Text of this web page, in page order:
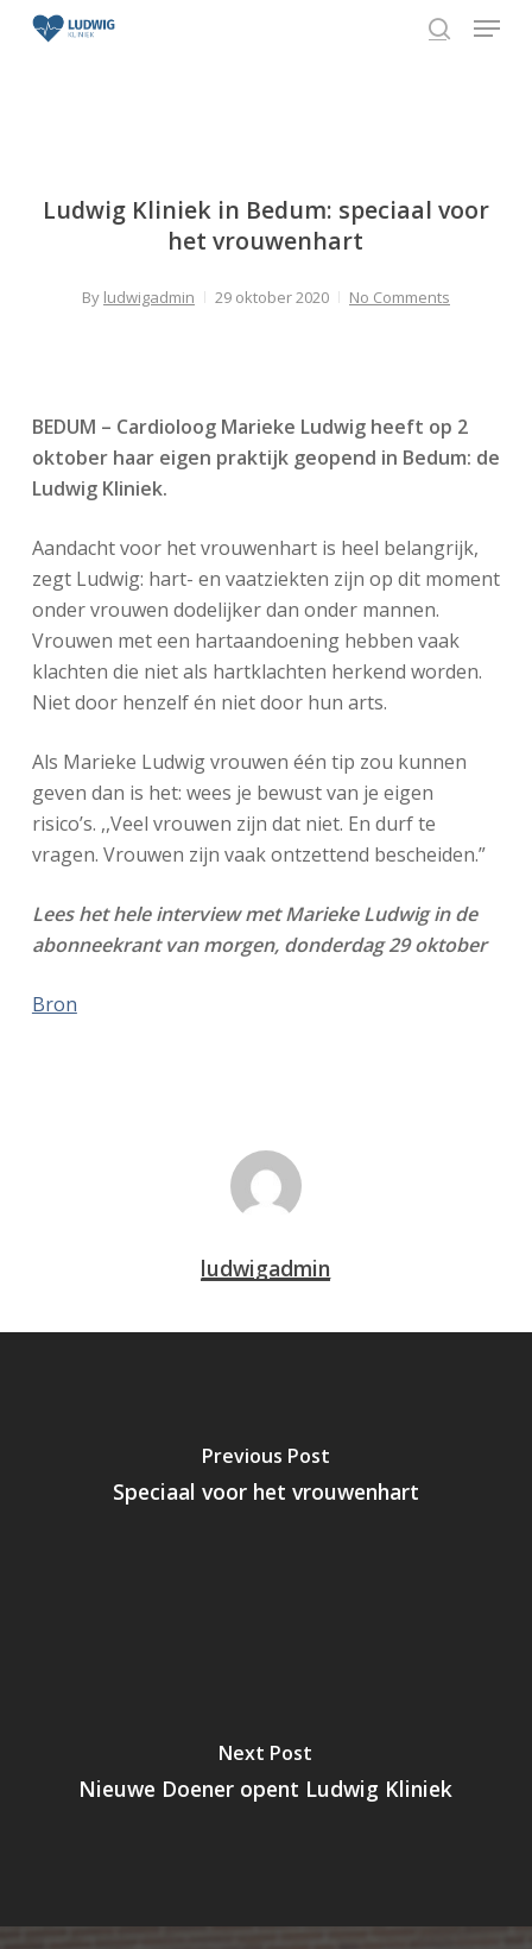
Skip
Menu
Ludwig Kliniek in Bedum: speciaal voor
het vrouwenhart
By ludwigadmin 29 oktober 2020 No Comments
BEDUM – Cardioloog Marieke Ludwig heeft op 2
oktober haar eigen praktijk geopend in Bedum: de
Ludwig Kliniek.
Aandacht voor het vrouwenhart is heel belangrijk,
zegt Ludwig: hart- en vaatziekten zijn op dit moment
onder vrouwen dodelijker dan onder mannen.
Vrouwen met een hartaandoening hebben vaak
klachten die niet als hartklachten herkend worden.
Niet door henzelf én niet door hun arts.
Als Marieke Ludwig vrouwen één tip zou kunnen
geven dan is het: wees je bewust van je eigen
risico’s. ,,Veel vrouwen zijn dat niet. En durf te
vragen. Vrouwen zijn vaak ontzettend bescheiden.”
Lees het hele interview met Marieke Ludwig in de
abonneekrant van morgen, donderdag 29 oktober
Bron
ludwigadmin
Previous Post
Speciaal voor het vrouwenhart
Next Post
Nieuwe Doener opent Ludwig Kliniek